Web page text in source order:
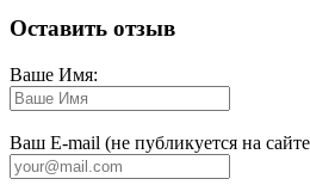
Оставить отзыв
Ваше Имя:
Ваш E-mail (не публикуется на